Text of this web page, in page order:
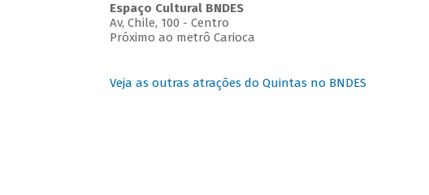
Espaço Cultural BNDES
Av, Chile, 100 - Centro
Próximo ao metrô Carioca
Veja as outras atrações do Quintas no BNDES